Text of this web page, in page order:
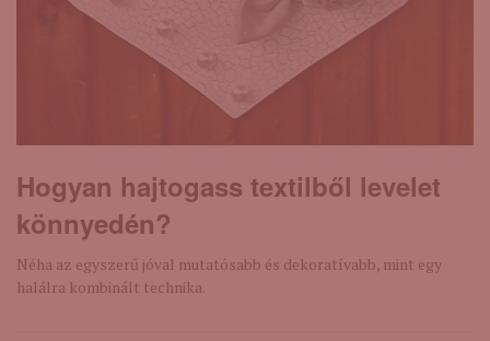
Hogyan hajtogass textilből levelet
könnyedén?
Néha az egyszerű jóval mutatósabb és dekoratívabb, mint egy
halálra kombinált technika.